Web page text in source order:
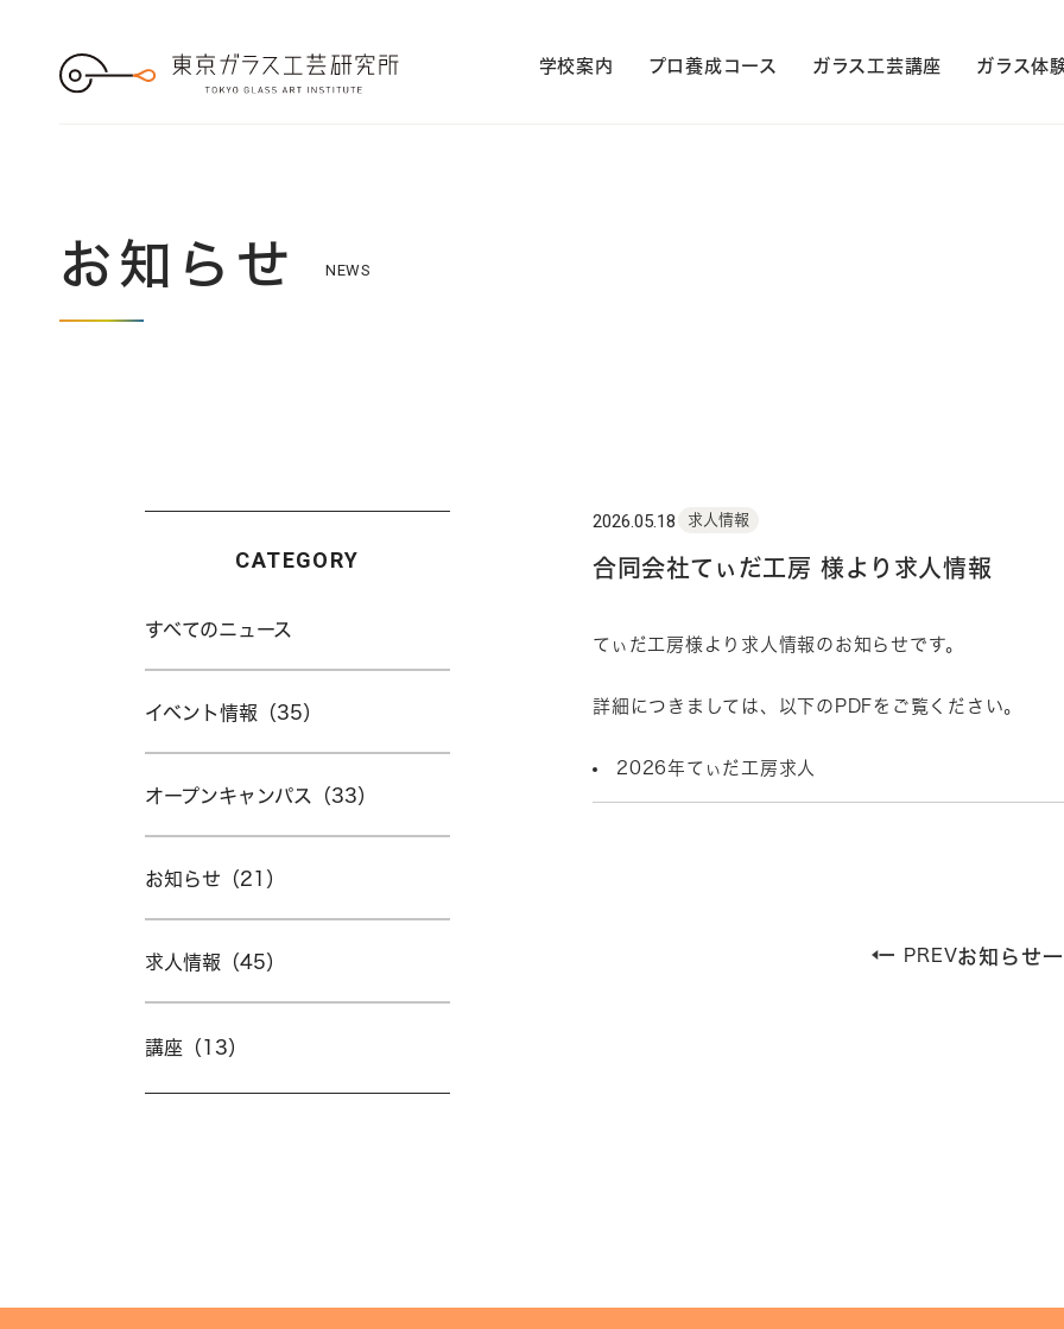
学校案内 プロ養成コース ガラス工芸講座 ガラス体
お知らせ NEWS
CATEGORY
すべてのニュース
イベント情報（35）
オープンキャンパス（33）
お知らせ（21）
求人情報（45）
講座（13）
2026.05.18 求人情報
合同会社てぃだ工房 様より求人情報
てぃだ工房様より求人情報のお知らせです。
詳細につきましては、以下のPDFをご覧ください。
2026年てぃだ工房求人
PREVお知らせ